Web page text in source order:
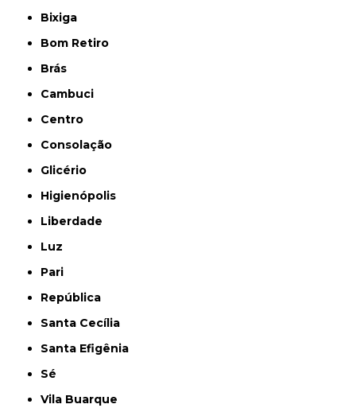
Bixiga
Bom Retiro
Brás
Cambuci
Centro
Consolação
Glicério
Higienópolis
Liberdade
Luz
Pari
República
Santa Cecília
Santa Efigênia
Sé
Vila Buarque